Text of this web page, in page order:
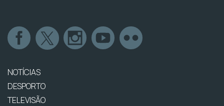
NOTÍCIAS
DESPORTO
TELEVISÃO